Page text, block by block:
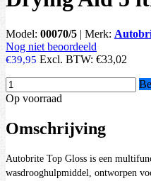
Model: 00070/5 | Merk:
Nog niet beoordeeld
€39,95 Excl. BTW: €33,02
Op voorraad
Omschrijving
Autobrite Top Gloss is een
wasdrooghulpmiddel, ontworpen